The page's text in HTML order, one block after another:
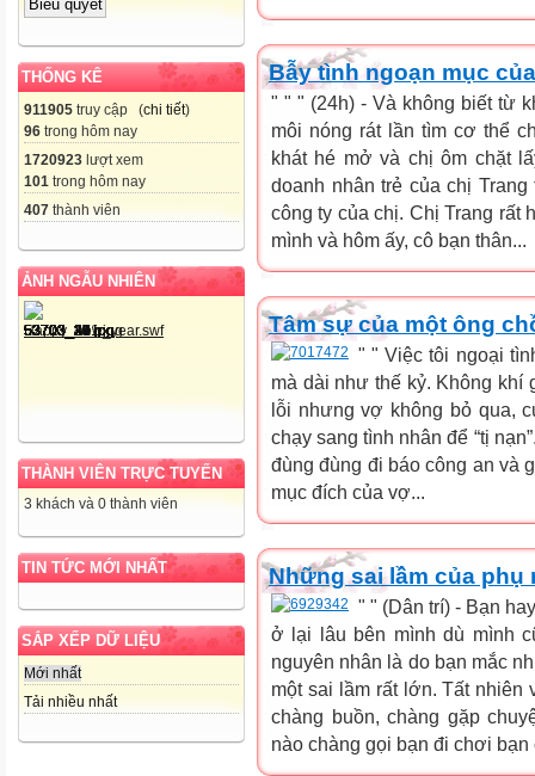
THỐNG KÊ
911905 truy cập (chi tiết)
96 trong hôm nay
1720923 lượt xem
101 trong hôm nay
407 thành viên
ẢNH NGẪU NHIÊN
THÀNH VIÊN TRỰC TUYẾN
3 khách và 0 thành viên
TIN TỨC MỚI NHẤT
SẮP XẾP DỮ LIỆU
Mới nhất
Tải nhiều nhất
Bẫy tình ngoạn mục
" " " (24h) - Và không biết từ
môi nóng rát lần tìm cơ thể
khát hé mở và chị ôm chặt
doanh nhân trẻ của chị
công ty của chị. Chị Trang rất
mình và hôm ấy, cô bạn thân...
Tâm sự của một ông
" " Việc tôi ngoại
mà dài như thế kỷ. Không khí
lỗi nhưng vợ không bỏ qua,
chạy sang tình nhân để “tị
đùng đùng đi báo công an và
mục đích của vợ...
Những sai lầm của phụ
" " (Dân trí) - Bạn
ở lại lâu bên mình dù mình
nguyên nhân là do bạn mắc
một sai lầm rất lớn. Tất
chàng buồn, chàng gặp
nào chàng gọi bạn đi chơi bạn